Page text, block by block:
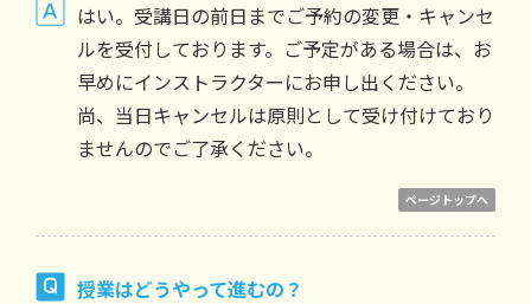
はい。受講日の前日までご予約の変更・キャンセ
ルを受付しております。ご予定がある場合は、お
早めにインストラクターにお申し出ください。
尚、当日キャンセルは原則として受け付けており
ませんのでご了承ください。
ページトップへ
授業はどうやって進むの？